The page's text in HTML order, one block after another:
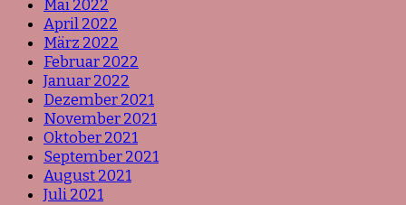
Mai 2022
April 2022
März 2022
Februar 2022
Januar 2022
Dezember 2021
November 2021
Oktober 2021
September 2021
August 2021
Juli 2021